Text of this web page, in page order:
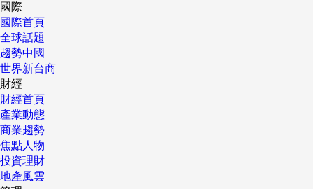
國際
國際首頁
全球話題
趨勢中國
世界新台商
財經
財經首頁
產業動態
商業趨勢
焦點人物
投資理財
地產風雲